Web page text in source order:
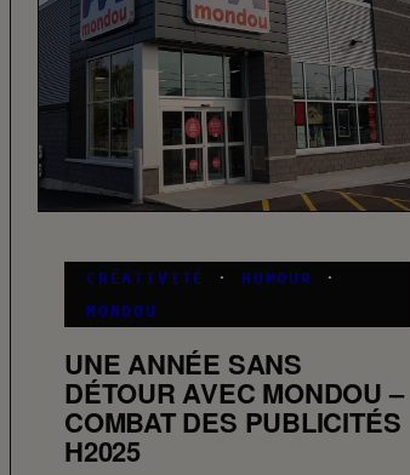
CRÉATIVITÉ · HUMOUR
·
MONDOU
UNE ANNÉE SANS
DÉTOUR AVEC MONDOU –
COMBAT DES PUBLICITÉS
H2025